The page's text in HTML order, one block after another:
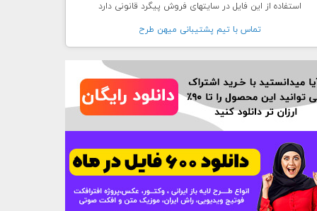
استفاده از این فایل در سایتهای فروش پیگرد قانونی دارد
تماس با تيم پشتيبانی ميهن طرح